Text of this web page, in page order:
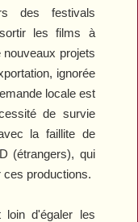
des festivals
les films à
projets
ignorée
locale est
de survie
la faillite de
(étrangers), qui
ces productions.
d'égaler les